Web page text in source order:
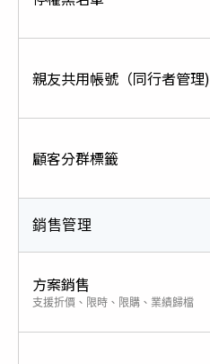
親友共用帳號（同行者管理)
顧客分群標籤
銷售管理
方案銷售
支援折價、限時、限購、業績歸檔